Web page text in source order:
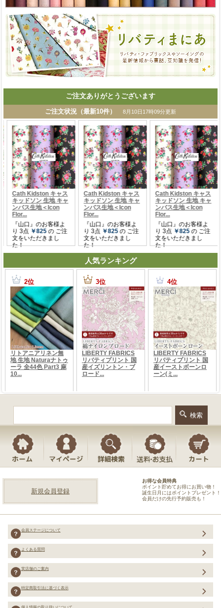
ご注文ありがとうございます
人気ランキング
新規会員登録
お得な会員特典
ポイント貯めてお得にお買い物！
誕生日月にはポイントプレゼント！
会員だけの先行予約販売も！
会員ステージについて
よくある質問
実店舗のご案内
特定商取引法に基づく表示